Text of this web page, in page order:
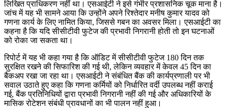
लिखित प्राधिकरण नहीं था। एसआईटी ने इसे गंभीर प्रशासनिक चूक माना है।
जांच में यह भी सामने आया कि उन्होंने अपने रिश्तेदार मनीष कुमार यादव को
गणना कार्य के लिए नामित किया, जिससे गबन का अवसर मिला। एसआईटी का
कहना है कि यदि सीसीटीवी फुटेज की प्रभावी निगरानी होती तो इन घटनाओं
को रोका जा सकता था।
रिपोर्ट में यह भी कहा गया है कि ऑडिट में सीसीटीवी फुटेज 180 दिन तक
सुरक्षित रखने की सिफारिश की गई थी, लेकिन व्यवहार में केवल 45 दिन का
बैकअप रखा जा रहा था। एसआईटी ने संबंधित बैंक की कार्यप्रणाली पर भी
सवाल उठाते हुए कहा कि गणना कर्मियों को निर्धारित वर्दी उपलब्ध नहीं कराई
गई, बैंक प्रतिनिधियों द्वारा प्रभावी निगरानी नहीं की गई और अधिकारियों के
मासिक रोटेशन संबंधी प्रावधानों का भी पालन नहीं हुआ।